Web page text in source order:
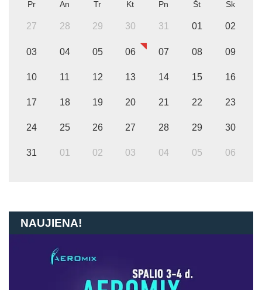
Pr An Tr Kt Pn Št Sk
27 28 29 30 31 01 02
03 04 05 06 07 08 09
10 11 12 13 14 15 16
17 18 19 20 21 22 23
24 25 26 27 28 29 30
31 01 02 03 04 05 06
NAUJIENA!